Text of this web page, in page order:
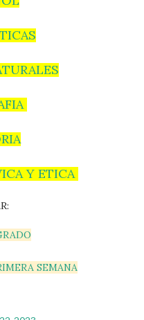
Y ETICA
SEMANA